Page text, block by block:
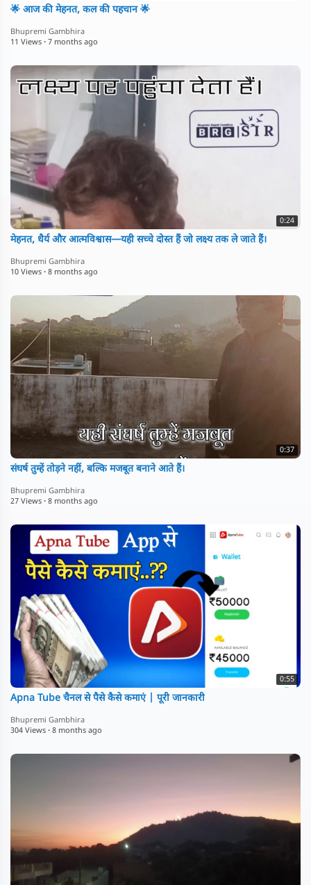
🌟 आज की मेहनत, कल की पहचान 🌟
Bhupremi Gambhira
11 Views · 7 months ago
0:24
मेहनत, धैर्य और आत्मविश्वास—यही सच्चे दोस्त हैं जो लक्ष्य तक ले जाते हैं।
Bhupremi Gambhira
10 Views · 8 months ago
0:37
संघर्ष तुम्हें तोड़ने नहीं, बल्कि मजबूत बनाने आते हैं।
Bhupremi Gambhira
27 Views · 8 months ago
0:55
Apna Tube चैनल से पैसे कैसे कमाएं | पूरी जानकारी
Bhupremi Gambhira
304 Views · 8 months ago